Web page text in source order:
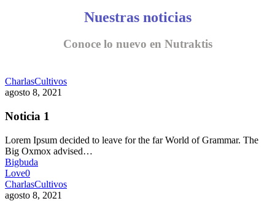
Nuestras noticias
Conoce lo nuevo en Nutraktis
CharlasCultivos
agosto 8, 2021
Noticia 1
Lorem Ipsum decided to leave for the far World of Grammar. The
Big Oxmox advised…
Bigbuda
Love0
CharlasCultivos
agosto 8, 2021